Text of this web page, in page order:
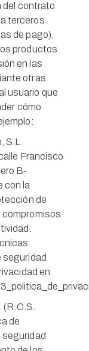
del contrato
terceros
de pago),
productos
en las
otras
usuario que
cómo
Francisco
B-
con la
de
compromisos
seguridad
en
(R.C.S.
de
seguridad